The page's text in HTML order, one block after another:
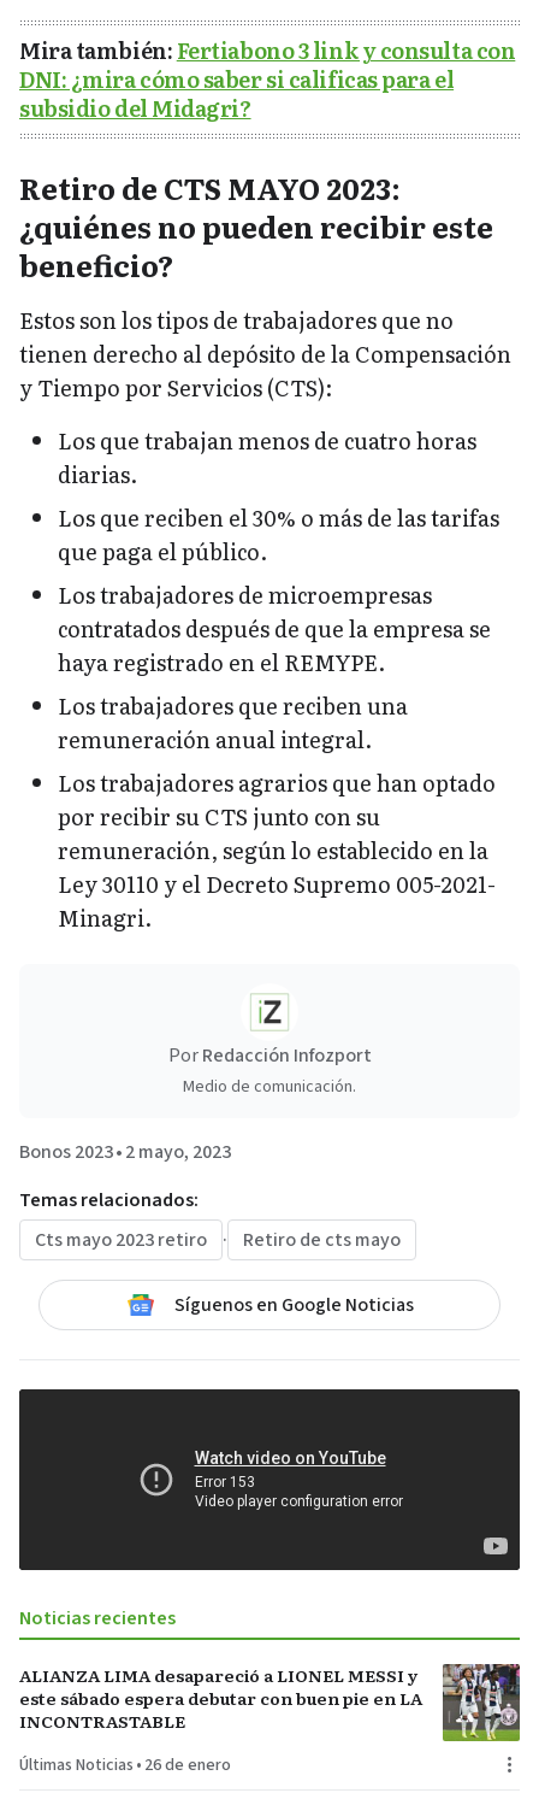
Mira también:Fertiabono 3 link y consulta con
DNI: ¿mira cómo saber si calificas para el
subsidio del Midagri?
Retiro de CTS MAYO 2023:
¿quiénes no pueden recibir este
beneficio?
Estos son los tipos de trabajadores que no
tienen derecho al depósito de la Compensación
y Tiempo por Servicios (CTS):
Los que trabajan menos de cuatro horas
diarias.
Los que reciben el 30% o más de las tarifas
que paga el público.
Los trabajadores de microempresas
contratados después de que la empresa se
haya registrado en el REMYPE.
Los trabajadores que reciben una
remuneración anual integral.
Los trabajadores agrarios que han optado
por recibir su CTS junto con su
remuneración, según lo establecido en la
Ley 30110 y el Decreto Supremo 005-2021-
Minagri.
PorRedacción Infozport
Medio de comunicación.
Bonos 2023•2 mayo, 2023
Temas relacionados:
Cts mayo 2023 retiro
· Retiro de cts mayo
Síguenos en Google Noticias
Noticias recientes
ALIANZA LIMA desapareció a LIONEL MESSI y
este sábado espera debutar con buen pie en LA
INCONTRASTABLE
Últimas Noticias • 26 de enero